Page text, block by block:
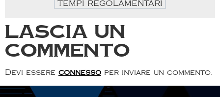
TEMPI REGOLAMENTARI
Lascia un
commento
Devi essere connesso per inviare un commento.